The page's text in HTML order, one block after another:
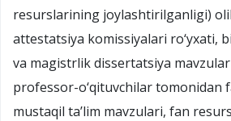
resurslarining joylashtirilganligi)
attestatsiya komissiyalari ro‘yxati,
va magistrlik dissertatsiya
professor-o‘qituvchilar tomonidan
mustaqil ta’lim mavzulari, fan